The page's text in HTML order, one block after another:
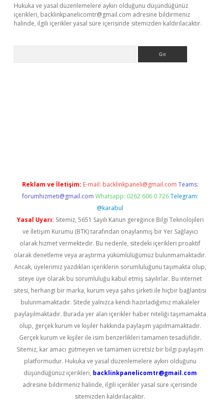
Hukuka ve yasal düzenlemelere aykırı olduğunu düşündüğünüz
içerikleri, backlinkpanelicomtr@gmail.com adresine bildirmeniz
halinde, ilgili içerikler yasal süre içerisinde sitemizden kaldırılacaktır.
Reklam ve İletişim: E-mail: backlinkpaneli@gmail.com Teams:
forumhizmeti@gmail.com Whatsapp: 0262 606 0 726 Telegram:
@karabul
Yasal Uyarı: Sitemiz, 5651 Sayılı Kanun gereğince Bilgi Teknolojileri
ve İletişim Kurumu (BTK) tarafından onaylanmış bir Yer Sağlayıcı
olarak hizmet vermektedir. Bu nedenle, sitedeki içerikleri proaktif
olarak denetleme veya araştırma yükümlülüğümüz bulunmamaktadır.
Ancak, üyelerimiz yazdıkları içeriklerin sorumluluğunu taşımakta olup,
siteye üye olarak bu sorumluluğu kabul etmiş sayılırlar. Bu internet
sitesi, herhangi bir marka, kurum veya şahıs şirketi ile hiçbir bağlantısı
bulunmamaktadır. Sitede yalnızca kendi hazırladığımız makaleler
paylaşılmaktadır. Burada yer alan içerikler haber niteliği taşımamakta
olup, gerçek kurum ve kişiler hakkında paylaşım yapılmamaktadır.
Gerçek kurum ve kişiler ile isim benzerlikleri tamamen tesadüfidir.
Sitemiz, kar amacı gütmeyen ve tamamen ücretsiz bir bilgi paylaşım
platformudur. Hukuka ve yasal düzenlemelere aykırı olduğunu
düşündüğünüz içerikleri, backlinkpanelicomtr@gmail.com
adresine bildirmeniz halinde, ilgili içerikler yasal süre içerisinde
sitemizden kaldırılacaktır.